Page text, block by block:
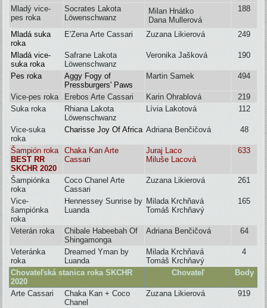
Mladý vice-
pes roka
Socrates Lakota
Löwenschwanz
Milan Hnátko
Dana Mullerová
188
Mladá suka
roka
E'Zena Arte Cassari Zuzana Likierová 249
Mladá vice-
suka roka
Safrane Lakota
Löwenschwanz
Veronika Jašková 190
Pes roka
Aggy Fogy of
Pressburgers' Paws
Martin Samek 494
Vice-pes roka Erebos Arte Cassari Karin Ohrablová
219
Suka roka
Rhiana Lakota
Löwenschwanz
Lívia Lakotová 112
Vice-suka
roka
Charisse Joy Of Africa Adriana Benčičová 48
Šampión roka
BEST RR
SKCHR 2020
Chaka Kan Arte
Cassari
Juraj Laco
Miluše Lacová
633
Šampiónka
roka
Coco Chanel Arte
Cassari
Zuzana Likierová 261
Vice-
šampiónka
roka
Hennessey Sunrise by
Luanda
Milada Krchňavá
Tomáš Krchňavý
165
Veterán roka
Chibale Habeebah Of
Shingamonga
Adriana Benčičová 64
Veteránka
roka
Dreamed Yman by
Luanda
Milada Krchňavá
Tomáš Krchňavý
4
Chovateľská stanica roka SKCHR
2020
Chovateľ Body
Arte Cassari
Chaka Kan + Coco
Chanel
Zuzana Likierová 919